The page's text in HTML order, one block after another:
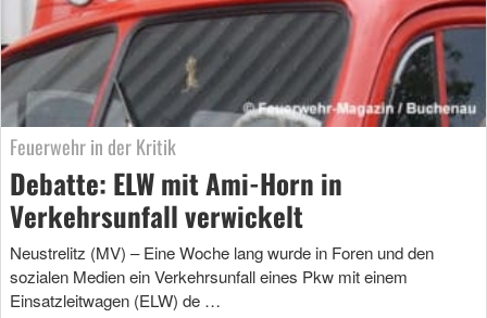
Feuerwehr in der Kritik
Debatte: ELW mit Ami-Horn in
Verkehrsunfall verwickelt
Neustrelitz (MV) – Eine Woche lang wurde in Foren und den
sozialen Medien ein Verkehrsunfall eines Pkw mit einem
Einsatzleitwagen (ELW) de …